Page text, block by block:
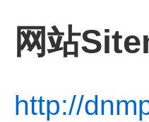
网站
http://